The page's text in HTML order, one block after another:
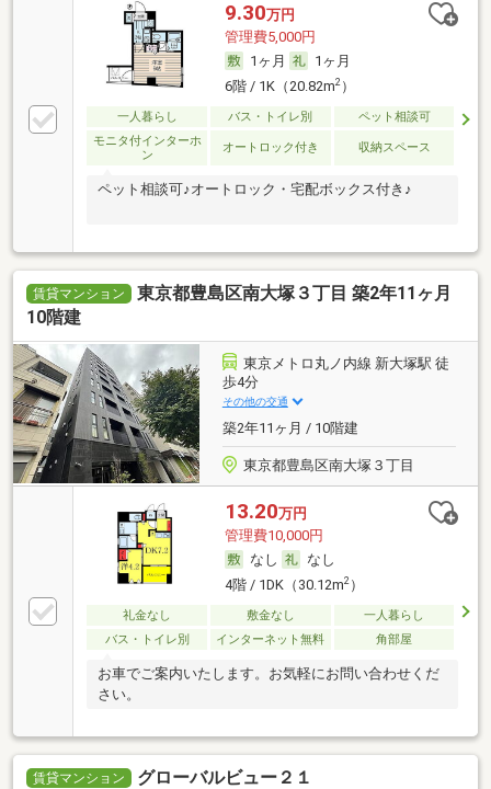
9.30万円
管理費5,000円
1ヶ月
1ヶ月
6階 / 1K（20.82m2）
一人暮らし バス・トイレ別
ペット相談可
モニタ付インターホ
ン
オートロック付き 収納スペース
ペット相談可♪オートロック・宅配ボックス付き♪
賃貸マンション
東京都豊島区南大塚３丁目 築2年11ヶ月
10階建
東京メトロ丸ノ内線 新大塚駅 徒
歩4分
その他の交通
築2年11ヶ月 / 10階建
東京都豊島区南大塚３丁目
13.20万円
管理費10,000円
なし
なし
4階 / 1DK（30.12m2）
礼金なし 敷金なし
一人暮らし
バス・トイレ別
インターネット無料 角部屋
お車でご案内いたします。お気軽にお問い合わせくだ
さい。
賃貸マンション グローバルビュー２１